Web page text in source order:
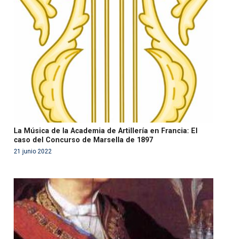
Warning: Use of undefined constant php - assumed
'php' (this will throw an Error in a future version of PHP)
/var/www/acami.es/wp-
content/themes/fundcami/page-publicaciones.php
99
La Música de la Academia de Artillería en Francia: El
caso del Concurso de Marsella de 1897
21 junio 2022
Warning: Use of undefined constant php - assumed
'php' (this will throw an Error in a future version of PHP)
/var/www/acami.es/wp-
content/themes/fundcami/page-publicaciones.php
on line